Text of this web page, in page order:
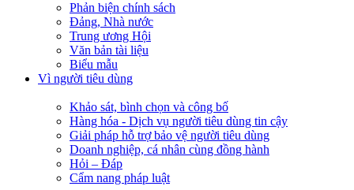
Phản biện chính sách
Đảng, Nhà nước
Trung ương Hội
Văn bản tài liệu
Biểu mẫu
Vì người tiêu dùng
Khảo sát, bình chọn và công bố
Hàng hóa - Dịch vụ người tiêu dùng tin cậy
Giải pháp hỗ trợ bảo vệ người tiêu dùng
Doanh nghiệp, cá nhân cùng đồng hành
Hỏi – Đáp
Cẩm nang pháp luật